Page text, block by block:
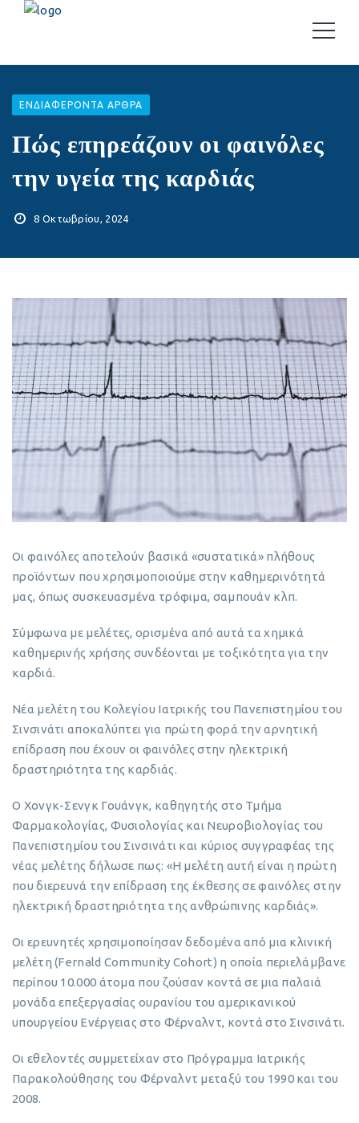
EΝΔΙΑΦΈΡΟΝΤΑ ΆΡΘΡΑ
Πώς επηρεάζουν οι φαινόλες
την υγεία της καρδιάς
8 Οκτωβρίου, 2024
Οι φαινόλες αποτελούν βασικά «συστατικά» πλήθους
προϊόντων που χρησιμοποιούμε στην καθημερινότητά
μας, όπως συσκευασμένα τρόφιμα, σαμπουάν κλπ.
Σύμφωνα με μελέτες, ορισμένα από αυτά τα χημικά
καθημερινής χρήσης συνδέονται με τοξικότητα για την
καρδιά.
Νέα μελέτη του Κολεγίου Ιατρικής του Πανεπιστημίου του
Σινσινάτι αποκαλύπτει για πρώτη φορά την αρνητική
επίδραση που έχουν οι φαινόλες στην ηλεκτρική
δραστηριότητα της καρδιάς.
Ο Χονγκ-Σενγκ Γουάνγκ, καθηγητής στο Τμήμα
Φαρμακολογίας, Φυσιολογίας και Νευροβιολογίας του
Πανεπιστημίου του Σινσινάτι και κύριος συγγραφέας της
νέας μελέτης δήλωσε πως: «Η μελέτη αυτή είναι η πρώτη
που διερευνά την επίδραση της έκθεσης σε φαινόλες στην
ηλεκτρική δραστηριότητα της ανθρώπινης καρδιάς».
Οι ερευνητές χρησιμοποίησαν δεδομένα από μια κλινική
μελέτη (Fernald Community Cohort) η οποία περιελάμβανε
περίπου 10.000 άτομα που ζούσαν κοντά σε μια παλαιά
μονάδα επεξεργασίας ουρανίου του αμερικανικού
υπουργείου Ενέργειας στο Φέρναλντ, κοντά στο Σινσινάτι.
Οι εθελοντές συμμετείχαν στο Πρόγραμμα Ιατρικής
Παρακολούθησης του Φέρναλντ μεταξύ του 1990 και του
2008.